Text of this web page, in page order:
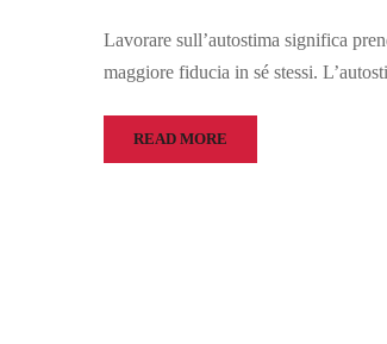
Lavorare sull’autostima significa
maggiore fiducia in sé stessi.
READ MORE